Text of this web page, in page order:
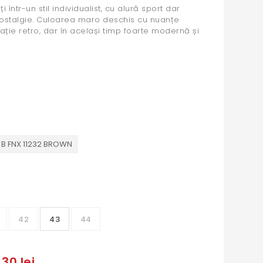
într-un stil individualist, cu alură sport dar
Culoarea maro deschis cu nuanțe
retro, dar în același timp foarte modernă și
FNX 11232 BROWN
42 43 44